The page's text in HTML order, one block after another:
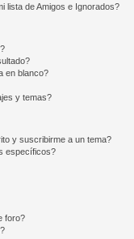
lista de Amigos e Ignorados?
en blanco?
y temas?
y suscribirme a un tema?
específicos?
foro?